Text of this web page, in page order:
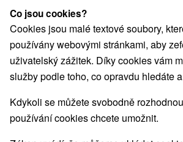
Vyberte lokalitu nebo termín
VŠECHNY NEJLEVNĚJŠÍ
Co jsou cookies?
Cookies jsou malé textové soubory,
používány webovými stránkami, aby
uživatelský zážitek. Díky cookies vám
služby podle toho, co opravdu hledáte
Kdykoli se můžete svobodně
používání cookies chcete umožnit.